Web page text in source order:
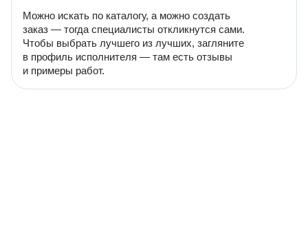
Можно искать по каталогу, а можно создать
заказ — тогда специалисты откликнутся сами.
Чтобы выбрать лучшего из лучших, загляните
в профиль исполнителя — там есть отзывы
и примеры работ.